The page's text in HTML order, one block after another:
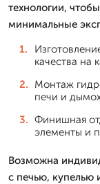
технологии,
минимальные
качества на
Монтаж
печи и
Финишная
элементы и
Возможна
с печью, купелью